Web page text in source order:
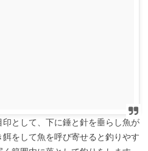
として、下に錘と針を垂らし魚が
をして魚を呼び寄せると釣りやす